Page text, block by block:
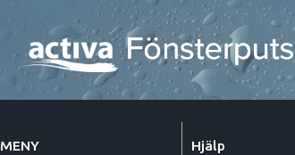
MENY Hjälp